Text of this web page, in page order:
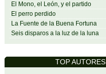
El Mono, el León, y el partido
El perro perdido
La Fuente de la Buena Fortuna
Seis disparos a la luz de la luna
TOP AUTORES